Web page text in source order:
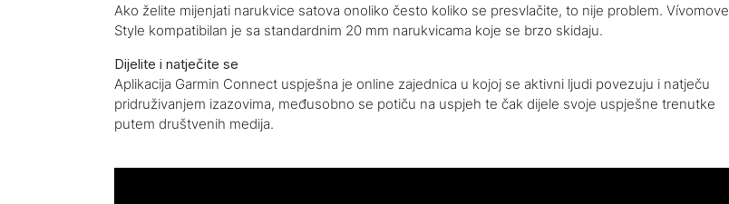
Ako želite mijenjati narukvice satova onoliko često koliko se presvlačite, to nije problem. Vívomove
Style kompatibilan je sa standardnim 20 mm narukvicama koje se brzo skidaju.
Dijelite i natječite se
Aplikacija Garmin Connect uspješna je online zajednica u kojoj se aktivni ljudi povezuju i natječu
pridruživanjem izazovima, međusobno se potiču na uspjeh te čak dijele svoje uspješne trenutke
putem društvenih medija.